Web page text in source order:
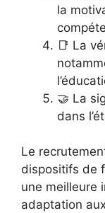
la
📑 La
🤝 La
dans
Le
dispositifs de
une meilleure
adaptation